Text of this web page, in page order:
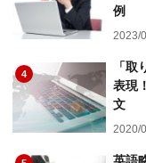
例
2023/
4
「
表現
文
2020/